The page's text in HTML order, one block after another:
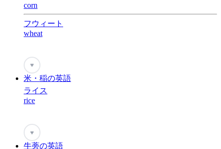
corn
フウィート
wheat
♥
米・稲の英語
ライス
rice
♥
牛蒡の英語